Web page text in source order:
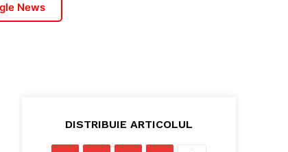
News
DISTRIBUIE ARTICOLUL